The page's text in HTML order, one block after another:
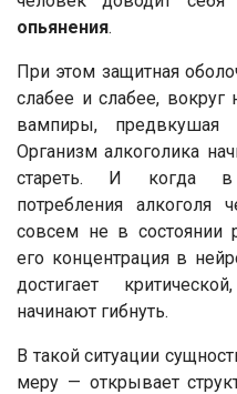
опьянения.
При этом защитная
слабее и слабее, вокруг
вампиры, предвкушая
Организм алкоголика
стареть. И когда в
потребления алкоголя
совсем не в состоянии
его концентрация в
достигает
начинают гибнуть.
В такой ситуации
меру — открывает